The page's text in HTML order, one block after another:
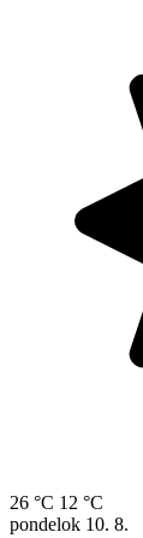
26 °C 12 °C
pondelok 10. 8.